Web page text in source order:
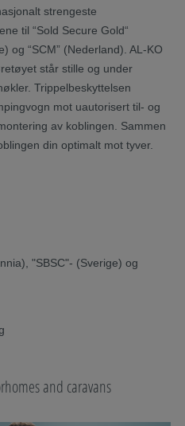
strengeste
til “Sold Secure Gold“
og “SCM” (Nederland). AL-KO
står stille og under
Trippelbeskyttelsen
mot uautorisert til- og
av koblingen. Sammen
din optimalt mot tyver.
"SBSC"- (Sverige) og
and caravans